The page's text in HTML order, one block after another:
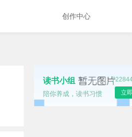
创作中心
读书小组
陪你养成，读书习惯
立